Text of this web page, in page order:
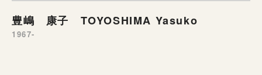
豊嶋 康子 TOYOSHIMA Yasuko
1967-